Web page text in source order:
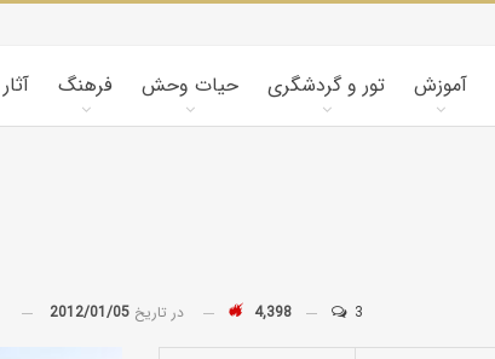
فرهنگ حیات وحش تور و گردشگری آموزش
در تاریخ 2012/01/05 4,398 3